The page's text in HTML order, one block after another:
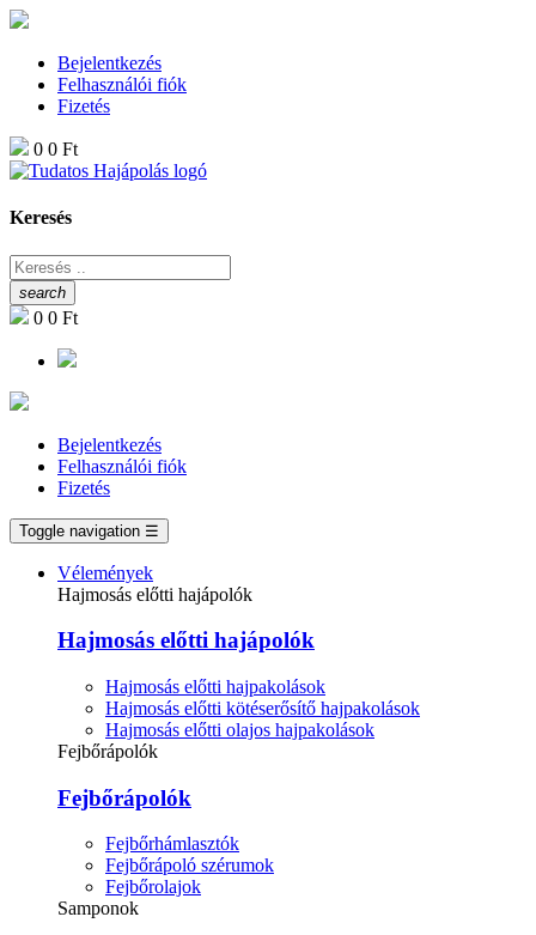
Bejelentkezés
Felhasználói fiók
Fizetés
0 0 Ft
Keresés
search
0 0 Ft
Bejelentkezés
Felhasználói fiók
Fizetés
Toggle navigation ☰
Vélemények
Hajmosás előtti hajápolók
Hajmosás előtti hajápolók
Hajmosás előtti hajpakolások
Hajmosás előtti kötéserősítő hajpakolások
Hajmosás előtti olajos hajpakolások
Fejbőrápolók
Fejbőrápolók
Fejbőrhámlasztók
Fejbőrápoló szérumok
Fejbőrolajok
Samponok